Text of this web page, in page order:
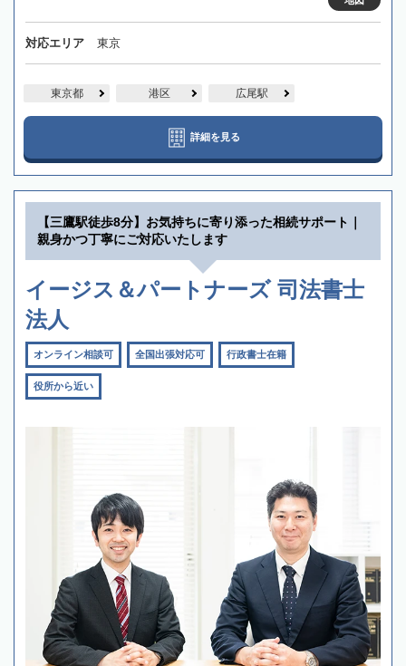
対応エリア 東京
東京都 港区 広尾駅
詳細を見る
【三鷹駅徒歩8分】お気持ちに寄り添った相続サポート｜
親身かつ丁寧にご対応いたします
イージス＆パートナーズ 司法書士
法人
オンライン相談可 全国出張対応可 行政書士在籍
役所から近い